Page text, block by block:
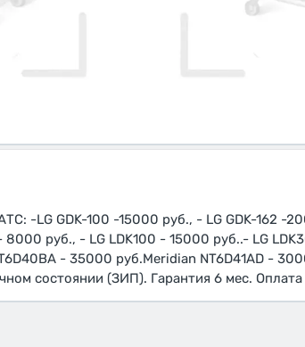
-LG GDK-100 -15000 руб., - LG GDK-162 -
руб., - LG LDK100 - 15000 руб..- LG
- 35000 руб.Meridian NT6D41AD -
состоянии (ЗИП). Гарантия 6 мес. Оплата